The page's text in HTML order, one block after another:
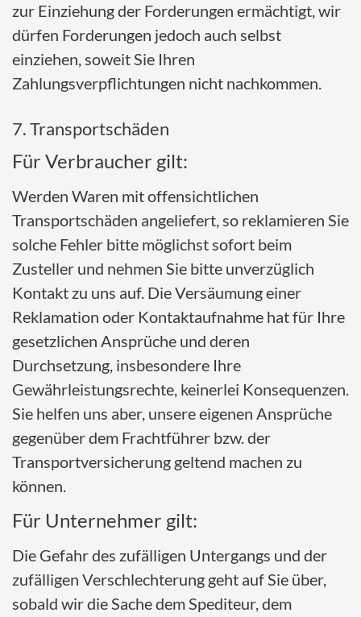
zur Einziehung der Forderungen ermächtigt, wir
dürfen Forderungen jedoch auch selbst
einziehen, soweit Sie Ihren
Zahlungsverpflichtungen nicht nachkommen.
7. Transportschäden
Für Verbraucher gilt:
Werden Waren mit offensichtlichen
Transportschäden angeliefert, so reklamieren Sie
solche Fehler bitte möglichst sofort beim
Zusteller und nehmen Sie bitte unverzüglich
Kontakt zu uns auf. Die Versäumung einer
Reklamation oder Kontaktaufnahme hat für Ihre
gesetzlichen Ansprüche und deren
Durchsetzung, insbesondere Ihre
Gewährleistungsrechte, keinerlei Konsequenzen.
Sie helfen uns aber, unsere eigenen Ansprüche
gegenüber dem Frachtführer bzw. der
Transportversicherung geltend machen zu
können.
Für Unternehmer gilt:
Die Gefahr des zufälligen Untergangs und der
zufälligen Verschlechterung geht auf Sie über,
sobald wir die Sache dem Spediteur, dem